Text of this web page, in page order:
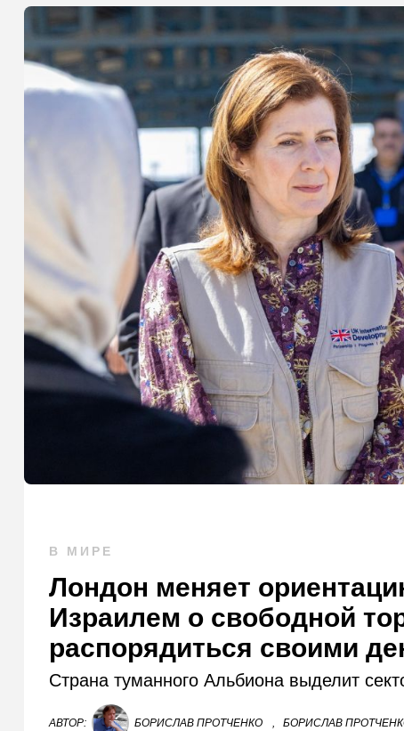
В МИРЕ
Лондон меняет
Израилем о свободной
распорядиться своими
Страна туманного Альбиона выделит
АВТОР: БОРИСЛАВ ПРОТЧЕНКО , БОРИСЛАВ